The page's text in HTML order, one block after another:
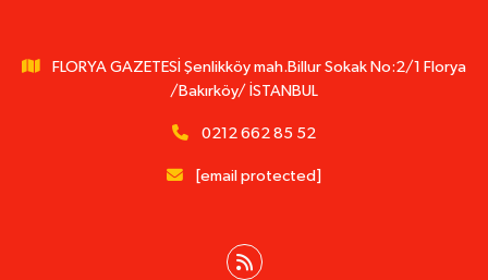
FLORYA GAZETESİ Şenlikköy mah.Billur Sokak No:2/1 Florya
/Bakırköy/ İSTANBUL
0212 662 85 52
[email protected]